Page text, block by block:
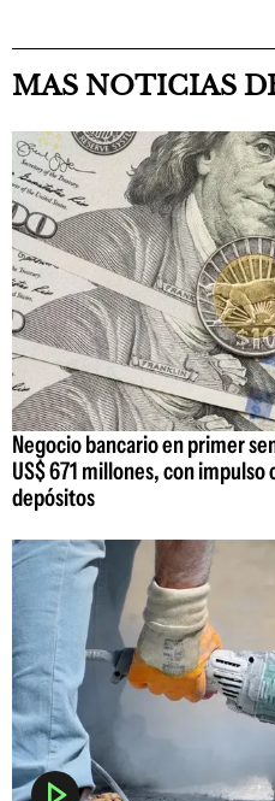
MAS NOTICIAS
Negocio bancario en primer
US$ 671 millones, con
depósitos